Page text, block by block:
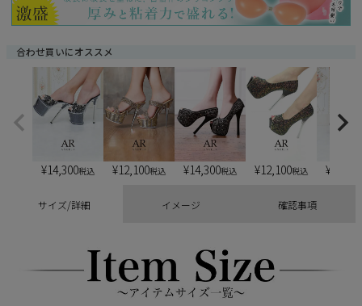
合わせ買いにオススメ
¥14,300税込 ¥12,100税込 ¥14,300税込 ¥12,100税込 ¥
サイズ/詳細 イメージ 確認事項